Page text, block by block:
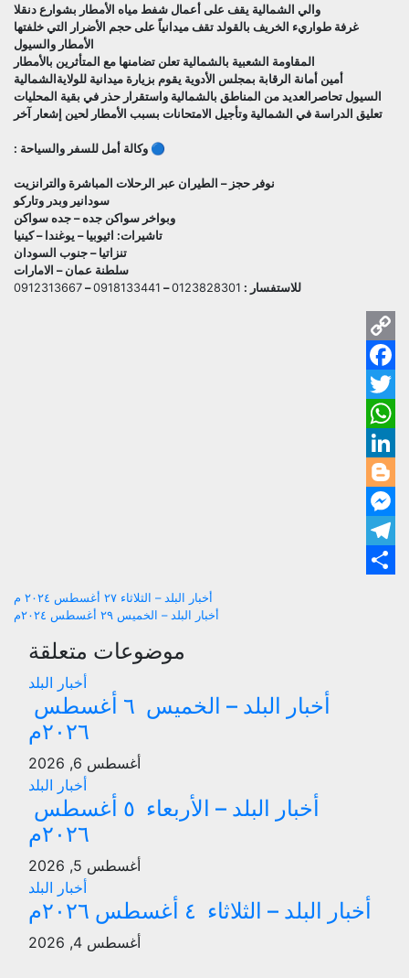
والي الشمالية يقف على أعمال شفط مياه الأمطار بشوارع دنقلا
غرفة طواريء الخريف بالقولد تقف ميدانياً على حجم الأضرار التي خلفتها
الأمطار والسيول
المقاومة الشعبية بالشمالية تعلن تضامنها مع المتأثرين بالأمطار
أمين أمانة الرقابة بمجلس الأدوية يقوم بزيارة ميدانية للولايةالشمالية
السيول تحاصرالعديد من المناطق بالشمالية واستقرار حذر في بقية المحليات
تعليق الدراسة في الشمالية وتأجيل الامتحانات بسبب الأمطار لحين إشعار آخر
🔵 وكالة أمل للسفر والسياحة :
نوفر حجز – الطيران عبر الرحلات المباشرة والترانزيت
سودانير وبدر وتاركو
وبواخر سواكن جده – جده سواكن
تاشيرات: اثيوبيا – يوغندا – كينيا
تنزاتيا – جنوب السودان
سلطنة عمان – الامارات
للاستفسار : 0123828301
–
0918133441
–
0912313667
أخبار البلد – الثلاثاء ٢٧ أغسطس ٢٠٢٤ م
أخبار البلد – الخميس ٢٩ أغسطس ٢٠٢٤م
موضوعات متعلقة
أخبار البلد
أخبار البلد – الخميس ٦ أغسطس
٢٠٢٦م
أغسطس 6, 2026
أخبار البلد
أخبار البلد – الأربعاء ٥ أغسطس
٢٠٢٦م
أغسطس 5, 2026
أخبار البلد
أخبار البلد – الثلاثاء ٤ أغسطس ٢٠٢٦م
أغسطس 4, 2026